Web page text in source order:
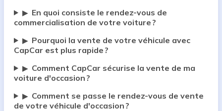
▶ En quoi consiste le rendez-vous de
commercialisation de votre voiture ?
▶ Pourquoi la vente de votre véhicule avec
CapCar est plus rapide ?
▶ Comment CapCar sécurise la vente de ma
voiture d'occasion ?
▶ Comment se passe le rendez-vous de vente
de votre véhicule d'occasion ?